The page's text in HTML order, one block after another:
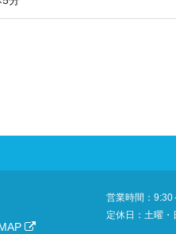
営業時間：9:30
定休日：土曜・